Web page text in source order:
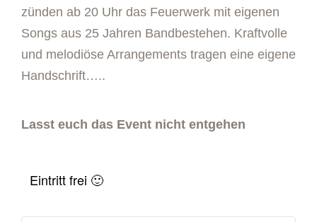
zünden ab 20 Uhr das Feuerwerk mit eigenen
Songs aus 25 Jahren Bandbestehen. Kraftvolle
und melodiöse Arrangements tragen eine eigene
Handschrift…..
Lasst euch das Event nicht entgehen
Eintritt frei 🙂